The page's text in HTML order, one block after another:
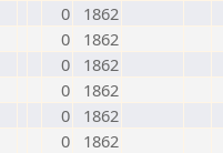
0
1862
0
1862
0
1862
0
1862
0
1862
0
1862